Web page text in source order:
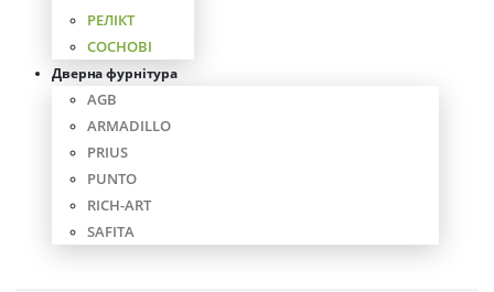
РЕЛІКТ
СОСНОВІ
Дверна фурнітура
AGB
ARMADILLO
PRIUS
PUNTO
RICH-ART
SAFITA